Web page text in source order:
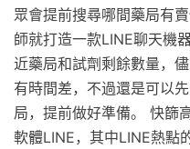
眾會提前搜尋哪間藥局有
師就打造一款LINE聊天機
近藥局和試劑剩餘數量，
有時間差，不過還是可以
局，提前做好準備。 快篩
軟體LINE，其中LINE熱點